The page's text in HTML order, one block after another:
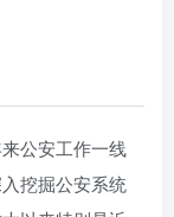
公安工作一线
挖掘公安系统